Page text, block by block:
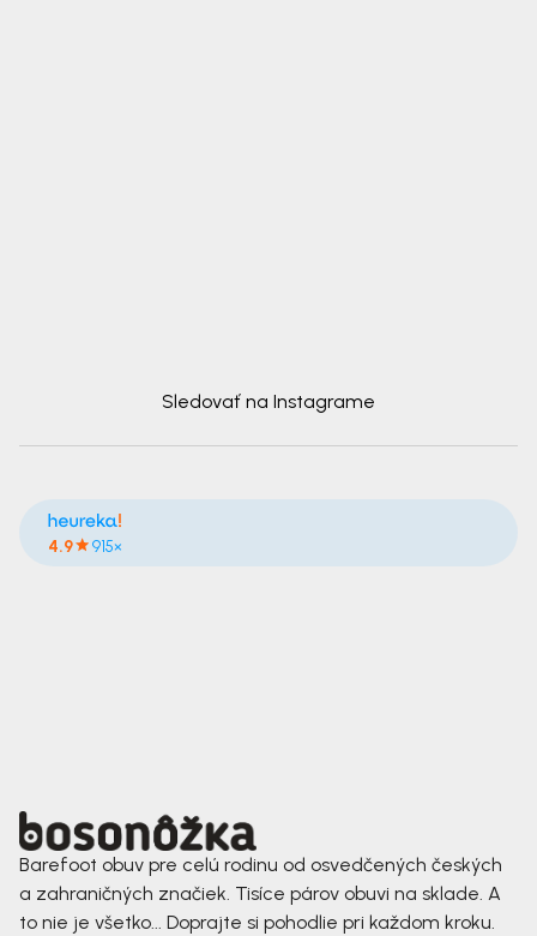
Sledovať na Instagrame
4.9 915×
Barefoot obuv pre celú rodinu od osvedčených českých
a zahraničných značiek. Tisíce párov obuvi na sklade. A
to nie je všetko... Doprajte si pohodlie pri každom kroku.